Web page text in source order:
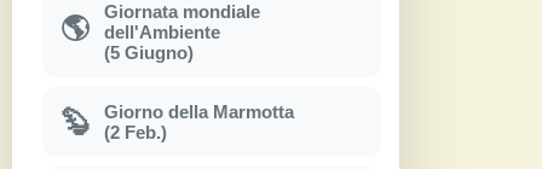
🌎
Giornata mondiale
dell'Ambiente
(5 Giugno)
🦫
Giorno della Marmotta
(2 Feb.)